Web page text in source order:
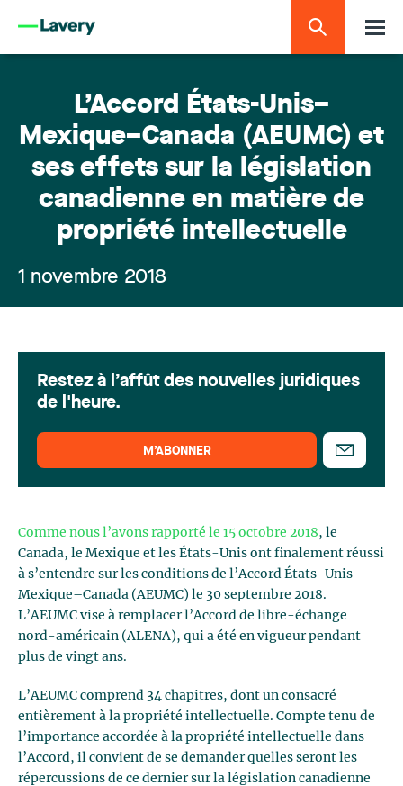
L’Accord États-Unis–
Mexique–Canada (AEUMC) et
ses effets sur la législation
canadienne en matière de
propriété intellectuelle
1 novembre 2018
Comme nous l’avons rapporté le 15 octobre 2018, le
Canada, le Mexique et les États-Unis ont finalement réussi
à s’entendre sur les conditions de l’Accord États-Unis–
Mexique–Canada (AEUMC) le 30 septembre 2018.
L’AEUMC vise à remplacer l’Accord de libre-échange
nord-américain (ALENA), qui a été en vigueur pendant
plus de vingt ans.
L’AEUMC comprend 34 chapitres, dont un consacré
entièrement à la propriété intellectuelle. Compte tenu de
l’importance accordée à la propriété intellectuelle dans
l’Accord, il convient de se demander quelles seront les
répercussions de ce dernier sur la législation canadienne
Restez à l’affût des nouvelles juridiques
de l'heure.
M’ABONNER